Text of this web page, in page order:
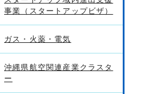
事業（スタートアップビザ）
ガス・火薬・電気
沖縄県航空関連産業クラスタ
ー